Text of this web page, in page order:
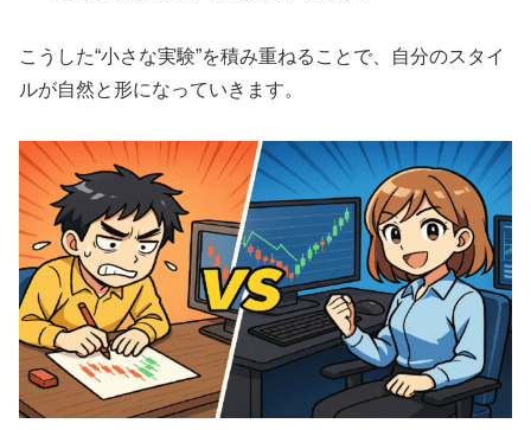
こうした“小さな実験”を積み重ねることで、自分のスタイ
ルが自然と形になっていきます。